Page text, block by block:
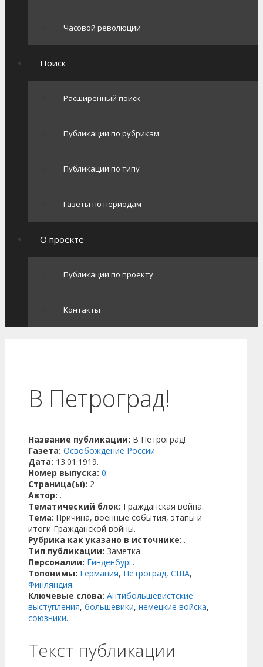
Часовой революции
Поиск
Расширенный поиск
Публикации по рубрикам
Публикации по типу
Газеты по периодам
О проекте
Публикации по проекту
Контакты
В Петроград!
Название публикации: В Петроград!
Газета: Освобождение России
Дата: 13.01.1919.
Номер выпуска: 0.
Страница(ы): 2
Автор: .
Тематический блок: Гражданская война.
Тема: Причина, военные события, этапы и
итоги Гражданской войны.
Рубрика как указано в источнике: .
Тип публикации: Заметка.
Персоналии: Гинденбург.
Топонимы: Германия, Петроград, США,
Финляндия.
Ключевые слова: Антибольшевистские
выступления, большевики, немецкие войска,
союзники.
Текст публикации